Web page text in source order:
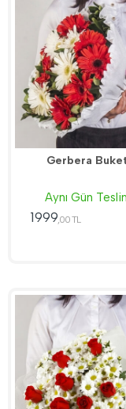
Gerbera
Aynı Gün
1999 ,00 TL